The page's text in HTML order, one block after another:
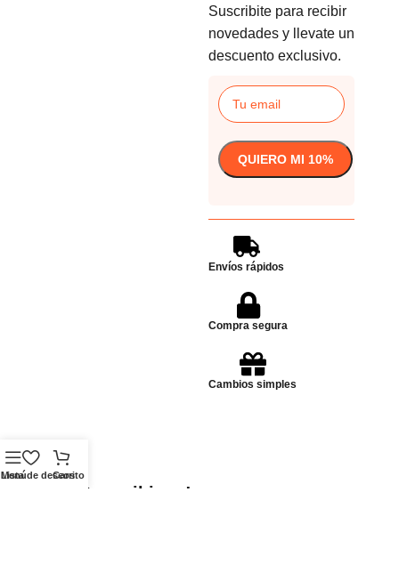
Suscribite para recibir
novedades y llevate un
descuento exclusivo.
Envíos rápidos
Compra segura
Cambios simples
Dudas? escribinos!
Menú
Lista de deseos
Carrito